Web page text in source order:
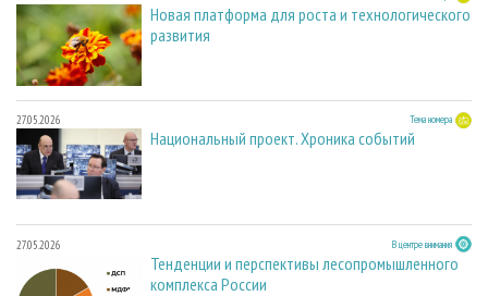
Новая платформа для роста и технологического
развития
27.05.2026 Тема номера
Национальный проект. Хроника событий
27.05.2026 В центре внимания
Тенденции и перспективы лесопромышленного
комплекса России